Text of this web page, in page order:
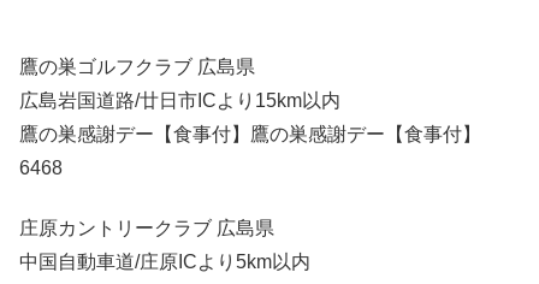
鷹の巣ゴルフクラブ 広島県
広島岩国道路/廿日市ICより15km以内
鷹の巣感謝デー【食事付】鷹の巣感謝デー【食事付】
6468
庄原カントリークラブ 広島県
中国自動車道/庄原ICより5km以内